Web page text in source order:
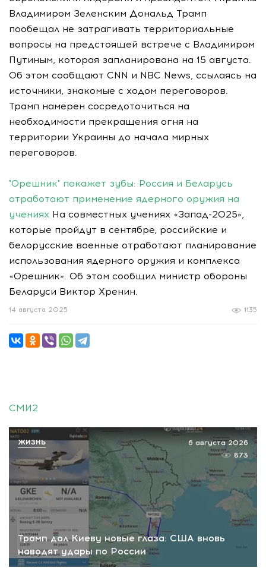
Владимиром Зеленским Дональд Трамп
пообещал не затрагивать территориальные
вопросы на предстоящей встрече с Владимиром
Путиным, которая запланирована на 15 августа.
Об этом сообщают CNN и NBC News, ссылаясь на
источники, знакомые с ходом переговоров.
Трамп намерен сосредоточиться на
необходимости прекращения огня на
территории Украины до начала мирных
переговоров.
"Орешник" покажет зубы: Россия и Беларусь
отработают применение ядерного оружия на
учениях На совместных учениях «Запад-2025»,
которые пройдут в сентябре, российские и
белорусские военные отработают планирование
использования ядерного оружия и комплекса
«Орешник». Об этом сообщил министр обороны
Беларуси Виктор Хренин.
1135
14 августа 2025
СМИ2
Трамп дал Киеву новые глаза: США вновь
наводят удары по России
6 августа 2026
873
ЖИЗНЬ